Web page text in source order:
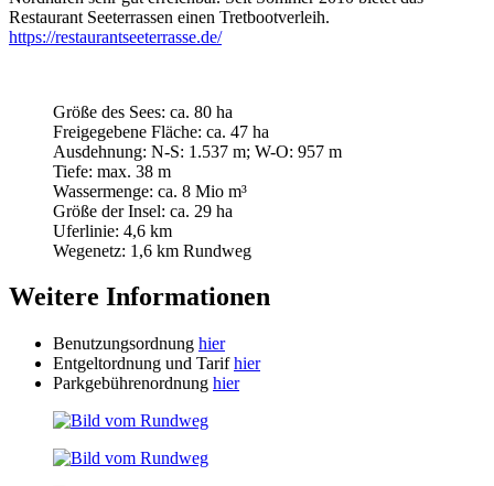
Restaurant Seeterrassen einen Tretbootverleih.
https://restaurantseeterrasse.de/
Größe des Sees: ca. 80 ha
Freigegebene Fläche: ca. 47 ha
Ausdehnung: N-S: 1.537 m; W-O: 957 m
Tiefe: max. 38 m
Wassermenge: ca. 8 Mio m³
Größe der Insel: ca. 29 ha
Uferlinie: 4,6 km
Wegenetz: 1,6 km Rundweg
Weitere Informationen
Benutzungsordnung hier
Entgeltordnung und Tarifhier
Parkgebührenordnung hier